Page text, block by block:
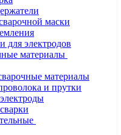
маски
для электродов
материалы
материалы
и прутки